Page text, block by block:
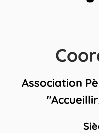
Association